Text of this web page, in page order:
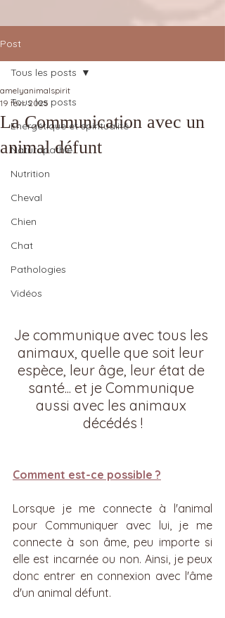
Post
Tous les posts
Energétique et spiritualité
Naturopathie
Nutrition
Cheval
Chien
Chat
Pathologies
Vidéos
Tous les posts
La Communication avec un
animal défunt
amelyanimalspirit
19 févr. 2025
Je communique avec tous les
animaux, quelle que soit leur
espèce, leur âge, leur état de
santé... et je Communique
aussi avec les animaux
décédés !
Comment est-ce possible ?
Lorsque je me connecte à l'animal
pour Communiquer avec lui, je me
connecte à son âme, peu importe si
elle est incarnée ou non. Ainsi, je peux
donc entrer en connexion avec l'âme
d'un animal défunt.